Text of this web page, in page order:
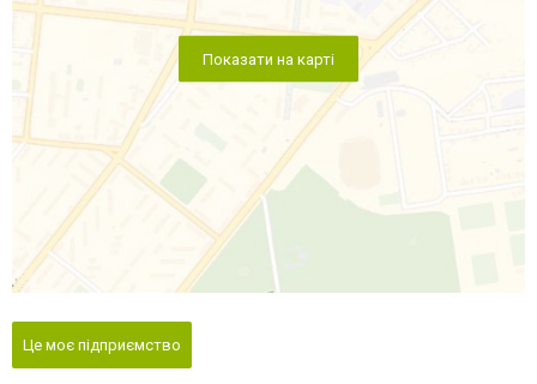
Показати на карті
Це моє підприємство